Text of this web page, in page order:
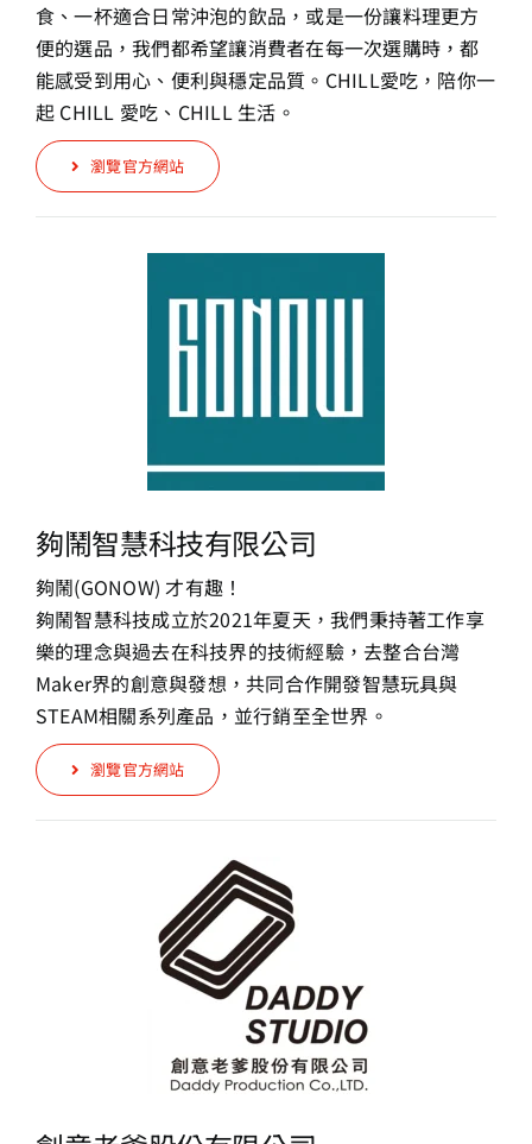
食、一杯適合日常沖泡的飲品，或是一份讓料理更方
便的選品，我們都希望讓消費者在每一次選購時，都
能感受到用心、便利與穩定品質。 CHILL愛吃，陪你一
起 CHILL 愛吃、CHILL 生活。
瀏覽官方網站
夠鬧智慧科技有限公司
夠鬧(GONOW) 才有趣！
夠鬧智慧科技成立於2021年夏天，我們秉持著工作享
樂的理念與過去在科技界的技術經驗，去整合台灣
Maker界的創意與發想，共同合作開發智慧玩具與
STEAM相關系列產品，並行銷至全世界。
瀏覽官方網站